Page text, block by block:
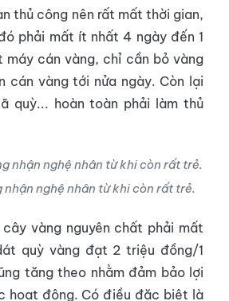
thủ công nên rất mất thời gian,
phải mất ít nhất 4 ngày đến 1
cán vàng, chỉ cần bỏ vàng
cán vàng tới nửa ngày. Còn lại
quỳ... hoàn toàn phải làm thủ
nhận nghệ nhân từ khi còn rất trẻ.
vàng nguyên chất phải mất
quỳ vàng đạt 2 triệu đồng/1
tăng theo nhằm đảm bảo lợi
hoạt động. Có điều đặc biệt là